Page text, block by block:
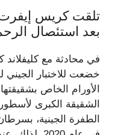
تلقت كريس
بعد استئصال
في محادثة مع
الأورام الخاص
الشقيقة الكبرى